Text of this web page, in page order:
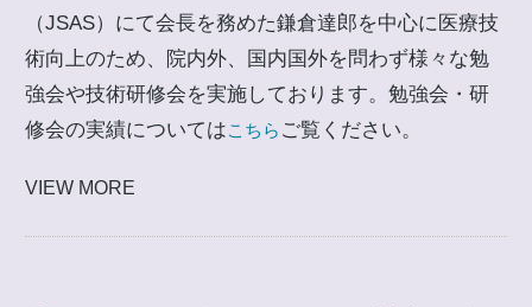
（JSAS）にて会長を務めた鎌倉達郎を中心に医療技
術向上のため、院内外、国内国外を問わず様々な勉
強会や技術研修会を実施しております。勉強会・研
修会の実績についてはこちら ご覧ください。
VIEW MORE